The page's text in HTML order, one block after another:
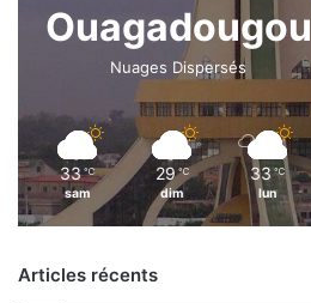
Ouagadougou
Nuages Dispersés
33 ℃
sam
29 ℃
dim
33 ℃
lun
Articles récents